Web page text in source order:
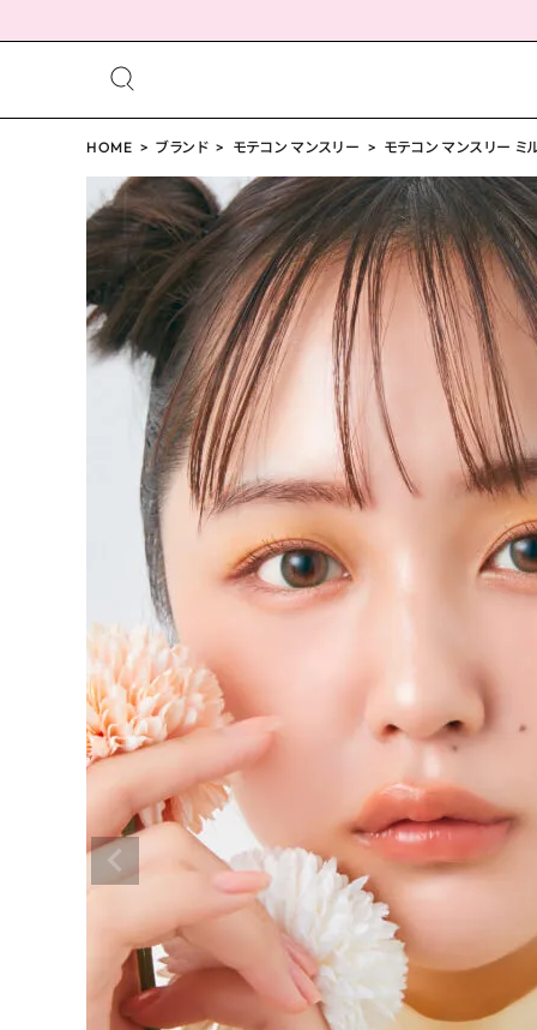
ログイン person 会員登録
モテコン マンスリー ミルクティーベ
ージュ 14.2mm
¥1,650 (税込)
配送方法について
発送について
お支払い方法について
お買い物ガイド
お問い合わせ
HOME ブランド モテコン マンスリー モテコン マンスリー ミ